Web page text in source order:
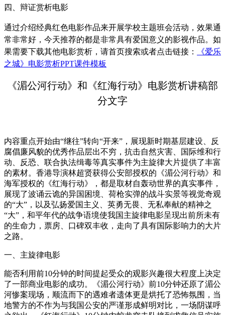
四、辩证赏析电影
通过介绍经典红色电影作品来开展学校主题班会活动，效果通
常非常好，今天推荐的都是非常具有爱国意义的影视作品。如
果需要下载其他电影赏析，请首页搜索或者点击链接：
《爱乐
之城》电影赏析PPT课件模板
《湄公河行动》和《红海行动》电影赏析讲稿部
分文字
内容重点开始由“继往”转向“开来”，展现新时期基层建设、反
腐倡廉风貌的优秀作品层出不穷，抗击自然灾害、国际维和行
动、反恐、联合执法缉毒等真实事件为主旋律大片提供了丰富
的素材。香港导演林超贤获得公安部授权的《湄公河行动》和
海军授权的《红海行动》，都是取材自轰动世界的真实事件，
展现了波诵云诡的异国困境、荷枪实弹的战斗实景等视觉奇观
的“大”，以及弘扬爱国主义、英勇无畏、无私奉献的精神之
“大”，和平年代的战争语境使我国主旋律电影呈现出前所未有
的生命力，票房、口碑双丰收，走向了具有国际影响力的大片
之路。
一、主旋律电影
能否利用前10分钟的时间提起受众的观影兴趣很大程度上决定
了一部商业电影的成功。《湄公河行动》前10分钟还原了湄公
河惨案现场，顺流而下的遇难者遗体更是烘托了恐怖氛围，当
地警方的不作为与我国公安的严谨形成鲜明对比，一场阴谋呼